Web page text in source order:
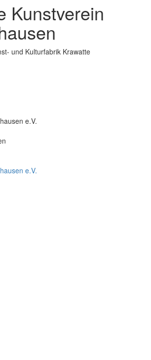
Kunstverein
und Kulturfabrik Krawatte
e.V.
e.V.